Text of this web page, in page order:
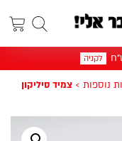
לקניה
נוספות > צמיד סיליקון